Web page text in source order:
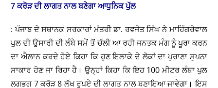
7 ਕਰੋੜ ਦੀ ਲਾਗਤ ਨਾਲ ਬਣੇਗਾ ਆਧੁਨਿਕ ਪੁੱਲ
: ਪੰਜਾਬ ਦੇ ਸਥਾਨਕ ਸਰਕਾਰਾਂ ਮੰਤਰੀ ਡਾ. ਰਵਜੋਤ ਸਿੰਘ ਨੇ ਮਾਹਿੰਗਰੋਵਾਲ
ਪੁਲ ਦੀ ਉਸਾਰੀ ਦੀ ਲੰਬੇ ਸਮੇਂ ਤੋਂ ਚੱਲੀ ਆ ਰਹੀ ਜਨਤਕ ਮੰਗ ਨੂੰ ਪੂਰਾ ਕਰਨ
ਦਾ ਐਲਾਨ ਕਰਦੇ ਹੋਏ ਕਿਹਾ ਕਿ ਹੁਣ ਇਲਾਕੇ ਦੇ ਲੋਕਾਂ ਦਾ ਪੁਰਾਣਾ ਸੁਪਨਾ
ਸਾਕਾਰ ਹੋਣ ਜਾ ਰਿਹਾ ਹੈ। ਉਨ੍ਹਾਂ ਕਿਹਾ ਕਿ ਇਹ 100 ਮੀਟਰ ਲੰਬਾ ਪੁਲ
ਲਗਭਗ 7 ਕਰੋੜ 8 ਲੱਖ ਰੁਪਏ ਦੀ ਲਾਗਤ ਨਾਲ ਬਣਾਇਆ ਜਾਵੇਗਾ। ਇਸ